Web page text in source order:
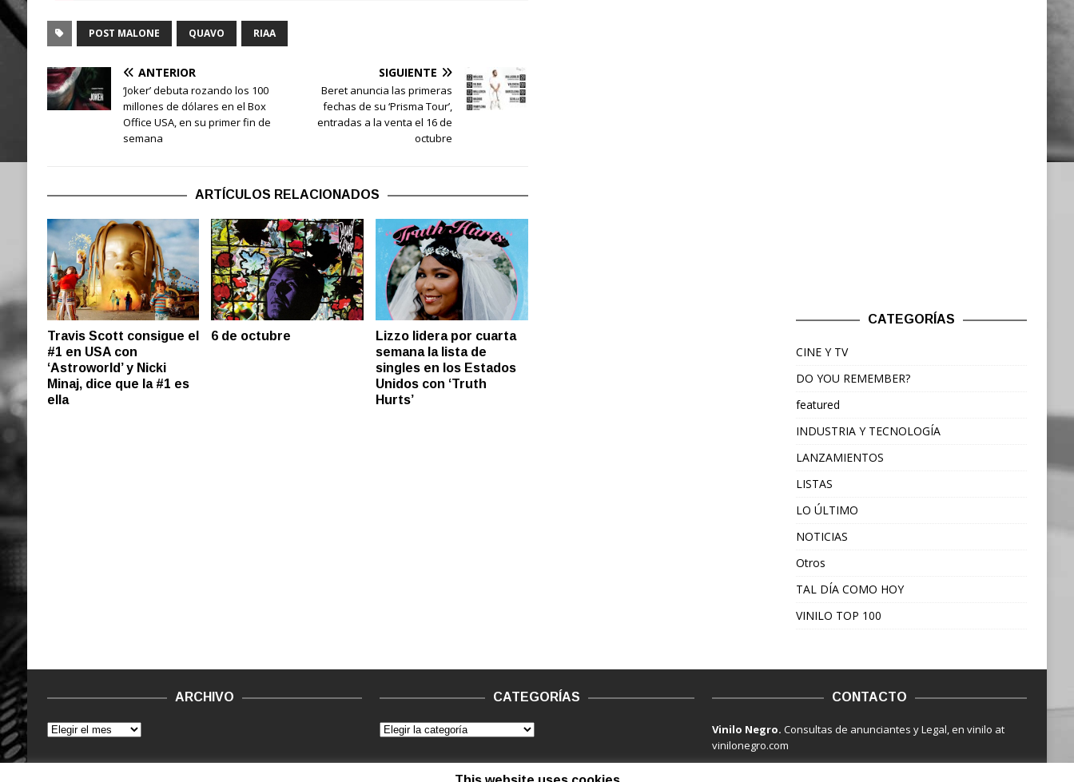
POST MALONE QUAVO RIAA
ANTERIOR
‘Joker’ debuta rozando los 100
millones de dólares en el Box
Office USA, en su primer fin de
semana
SIGUIENTE
Beret anuncia las primeras
fechas de su ‘Prisma Tour’,
entradas a la venta el 16 de
octubre
ARTÍCULOS RELACIONADOS
Travis Scott consigue el
#1 en USA con
‘Astroworld’ y Nicki
Minaj, dice que la #1 es
ella
6 de octubre
Lizzo lidera por cuarta
semana la lista de
singles en los Estados
Unidos con ‘Truth
Hurts’
CATEGORÍAS
CINE Y TV
DO YOU REMEMBER?
featured
INDUSTRIA Y TECNOLOGÍA
LANZAMIENTOS
LISTAS
LO ÚLTIMO
NOTICIAS
Otros
TAL DÍA COMO HOY
VINILO TOP 100
ARCHIVO CATEGORÍAS CONTACTO
Vinilo Negro.Consultas de anunciantes y Legal, en vinilo at
vinilonegro.com